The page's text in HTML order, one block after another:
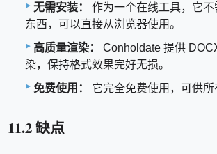
无需安装：
作为一个在线工具，它
东西，可以直接从浏览器使用。
高质量渲染：
Conholdate 提供
染，保持格式效果完好无损。
免费使用：
它完全免费使用，可供所
11.2 缺点